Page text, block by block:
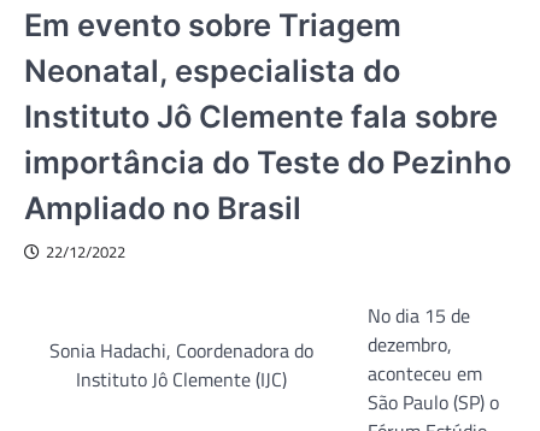
Em evento sobre Triagem
Neonatal, especialista do
Instituto Jô Clemente fala sobre
importância do Teste do Pezinho
Ampliado no Brasil
22/12/2022
Sonia Hadachi, Coordenadora do
Instituto Jô Clemente (IJC)
No dia 15 de
dezembro,
aconteceu em
São Paulo (SP) o